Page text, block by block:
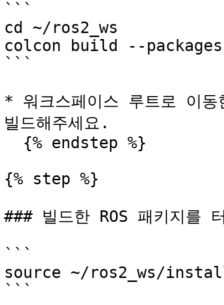
```
cd ~/ros2_ws
colcon build --
```
* 워크스페이스 루트로 이
빌드해주세요.
{% step %}
### 빌드한 ROS 패키지를
```
source ~/ros2_ws/
```